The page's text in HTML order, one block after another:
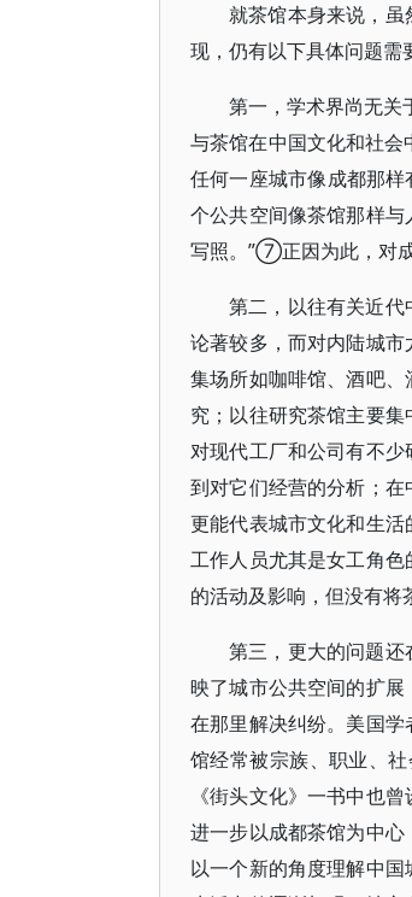
就茶馆本身来说，
现，仍有以下具体问题需
第一，学术界尚无关
与茶馆在中国文化和社
任何一座城市像成都那
个公共空间像茶馆那样
写照。”⑦正因为此，对
第二，以往有关近
论著较多，而对内陆城
集场所如咖啡馆、酒吧
究；以往研究茶馆主要
对现代工厂和公司有不
到对它们经营的分析；在
更能代表城市文化和生
工作人员尤其是女工角
的活动及影响，但没有
第三，更大的问题
映了城市公共空间的扩
在那里解决纠纷。美国
馆经常被宗族、职业、
《街头文化》一书中也
进一步以成都茶馆为中
以一个新的角度理解中